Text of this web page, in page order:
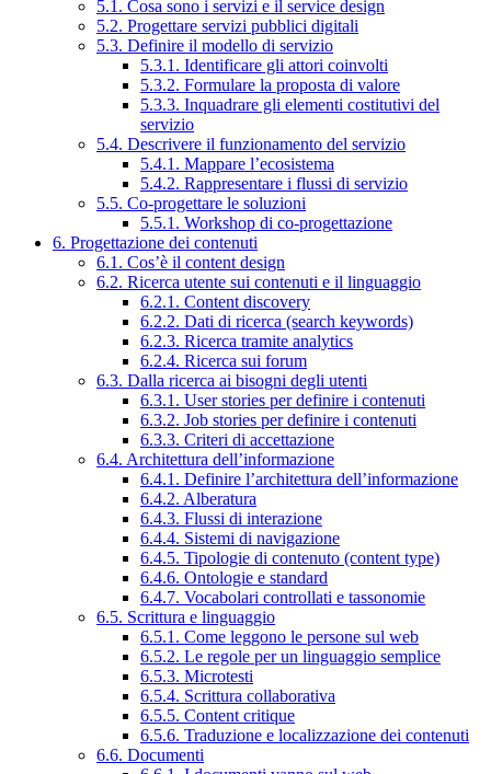
5.1. Cosa sono i servizi e il service design
5.2. Progettare servizi pubblici digitali
5.3. Definire il modello di servizio
5.3.1. Identificare gli attori coinvolti
5.3.2. Formulare la proposta di valore
5.3.3. Inquadrare gli elementi costitutivi del
servizio
5.4. Descrivere il funzionamento del servizio
5.4.1. Mappare l’ecosistema
5.4.2. Rappresentare i flussi di servizio
5.5. Co-progettare le soluzioni
5.5.1. Workshop di co-progettazione
6. Progettazione dei contenuti
6.1. Cos’è il content design
6.2. Ricerca utente sui contenuti e il linguaggio
6.2.1. Content discovery
6.2.2. Dati di ricerca (search keywords)
6.2.3. Ricerca tramite analytics
6.2.4. Ricerca sui forum
6.3. Dalla ricerca ai bisogni degli utenti
6.3.1. User stories per definire i contenuti
6.3.2. Job stories per definire i contenuti
6.3.3. Criteri di accettazione
6.4. Architettura dell’informazione
6.4.1. Definire l’architettura dell’informazione
6.4.2. Alberatura
6.4.3. Flussi di interazione
6.4.4. Sistemi di navigazione
6.4.5. Tipologie di contenuto (content type)
6.4.6. Ontologie e standard
6.4.7. Vocabolari controllati e tassonomie
6.5. Scrittura e linguaggio
6.5.1. Come leggono le persone sul web
6.5.2. Le regole per un linguaggio semplice
6.5.3. Microtesti
6.5.4. Scrittura collaborativa
6.5.5. Content critique
6.5.6. Traduzione e localizzazione dei contenuti
6.6. Documenti